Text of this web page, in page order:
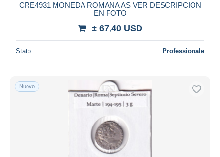
CRE4931 MONEDA ROMANA AS VER DESCRIPCION
EN FOTO
± 67,40 USD
Stato Professionale
Nuovo